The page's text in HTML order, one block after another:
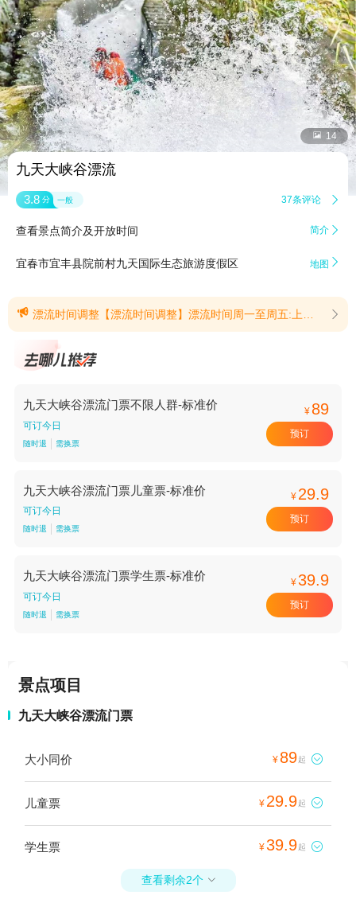
 14
九天大峡谷漂流
3.8 分 一般 37条评论 
查看景点简介及开放时间 简介 
宜春市宜丰县院前村九天国际生态旅游度假区 地图 
 漂流时间调整【漂流时间调整】漂流时间周一至周五:上午10:30-12:00,下午13:00-16:30周末漂流时间：10:30-16:30(提示有效期2026/7/17至2026/8/15) 
九天大峡谷漂流门票不限人群-标准价
可订今日
随时退 需换票
¥ 89
预订
九天大峡谷漂流门票儿童票-标准价
可订今日
随时退 需换票
¥ 29.9
预订
九天大峡谷漂流门票学生票-标准价
可订今日
随时退 需换票
¥39.9
预订
景点项目
九天大峡谷漂流门票
大小同价 ¥ 89起 
儿童票 ¥ 29.9起 
学生票 ¥39.9起 
查看剩余2个 
